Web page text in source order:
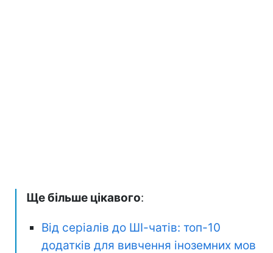
Ще більше цікавого:
Від серіалів до ШІ-чатів: топ-10
додатків для вивчення іноземних мов